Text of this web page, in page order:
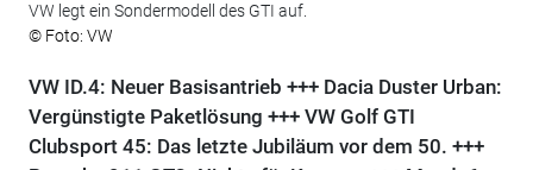
VW legt ein Sondermodell des GTI auf.
© Foto: VW
VW ID.4: Neuer Basisantrieb +++ Dacia Duster Urban:
Vergünstigte Paketlösung +++ VW Golf GTI
Clubsport 45: Das letzte Jubiläum vor dem 50. +++